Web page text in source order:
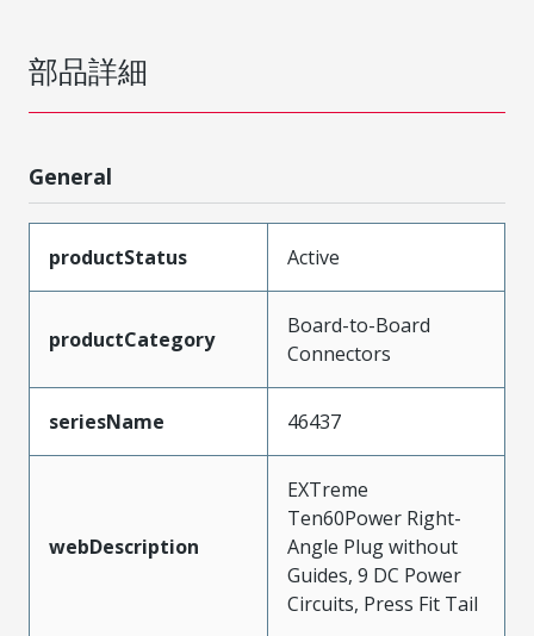
部品詳細
General
productStatus Active
productCategory
Board-to-Board
Connectors
seriesName 46437
webDescription
EXTreme
Ten60Power Right-
Angle Plug without
Guides, 9 DC Power
Circuits, Press Fit Tail